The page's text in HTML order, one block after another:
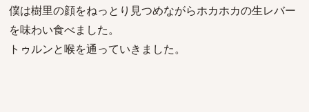
僕は樹里の顔をねっとり見つめながらホカホカの生レバー
を味わい食べました。
トゥルンと喉を通っていきました。